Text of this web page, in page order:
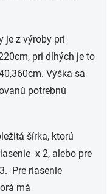
je z výroby pri
pri dlhých je to
Výška sa
potrebnú
šírka, ktorú
x 2, alebo pre
Pre riasenie
má